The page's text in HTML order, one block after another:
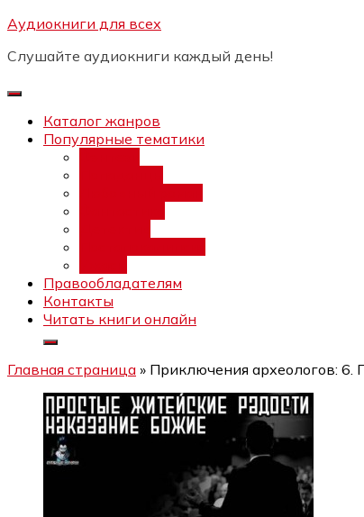
Перейти
содержимому
Аудиокниги для всех
Слушайте аудиокниги каждый день!
Каталог жанров
Популярные тематики
Правообладателям
Контакты
Читать книги онлайн
Главная страница » Приключения археологов: 6.